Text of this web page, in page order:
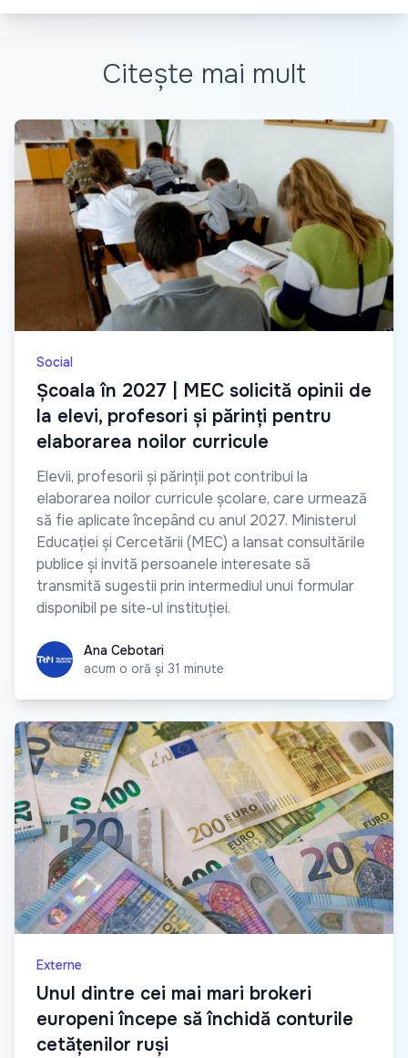
Citește mai mult
Social
Școala în 2027 | MEC solicită opinii de
la elevi, profesori și părinți pentru
elaborarea noilor curricule
Elevii, profesorii și părinții pot contribui la
elaborarea noilor curricule școlare, care urmează
să fie aplicate începând cu anul 2027. Ministerul
Educației și Cercetării (MEC) a lansat consultările
publice și invită persoanele interesate să
transmită sugestii prin intermediul unui formular
disponibil pe site-ul instituției.
Ana CebotariAna Cebotari
acum o oră și 31 minute
Externe
Unul dintre cei mai mari brokeri
europeni începe să închidă conturile
cetățenilor ruși